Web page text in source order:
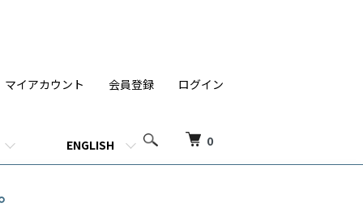
0
ENGLISH
マイアカウント 会員登録 ログイン